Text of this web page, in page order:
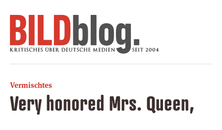
Vermischtes
Very honored Mrs. Queen,